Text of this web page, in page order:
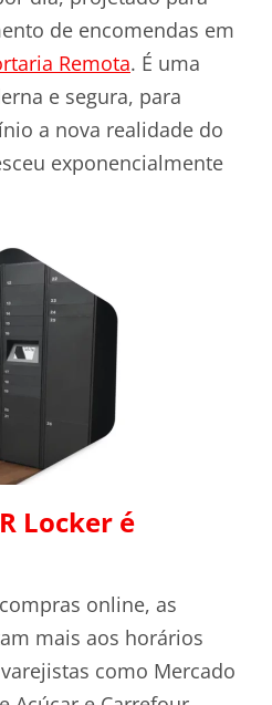
de encomendas em
Remota. É uma
e segura, para
a nova realidade do
exponencialmente
Locker é
online, as
mais aos horários
como Mercado